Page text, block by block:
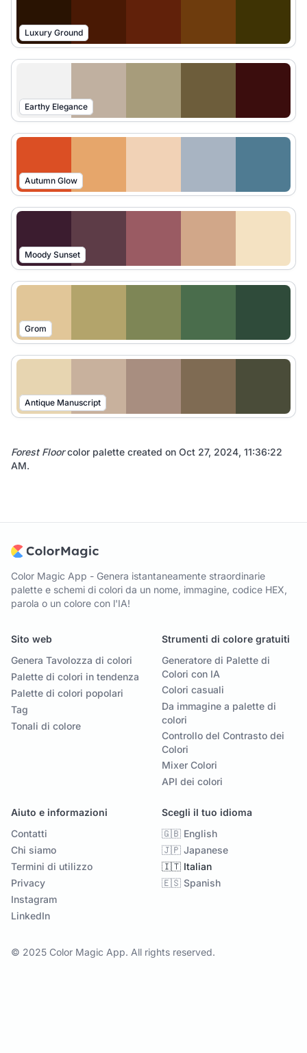
Luxury Ground
Earthy Elegance
Autumn Glow
Moody Sunset
Grom
Antique Manuscript
Forest Floorcolor palette created on Oct 27, 2024, 11:36:22
AM.
Color Magic App - Genera istantaneamente straordinarie
palette e schemi di colori da un nome, immagine, codice HEX,
parola o un colore con l'IA!
Sito web
Genera Tavolozza di colori
Palette di colori in tendenza
Palette di colori popolari
Tag
Tonali di colore
Strumenti di colore gratuiti
Generatore di Palette di
Colori con IA
Colori casuali
Da immagine a palette di
colori
Controllo del Contrasto dei
Colori
Mixer Colori
API dei colori
Aiuto e informazioni
Contatti
Chi siamo
Termini di utilizzo
Privacy
Instagram
LinkedIn
Scegli il tuo idioma
🇬🇧 English
🇯🇵 Japanese
🇮🇹 Italian
🇪🇸 Spanish
© 2025 Color Magic App. All rights reserved.